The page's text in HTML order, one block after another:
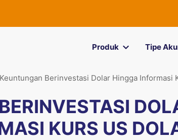
Produk Tipe
Keuntungan Berinvestasi Dolar Hingga Informasi
KURS US